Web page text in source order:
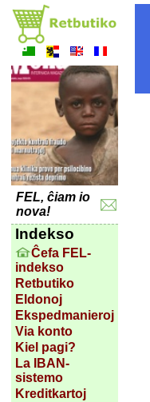
FEL, ĉiam io
nova!
Indekso
Ĉefa FEL-
indekso
Retbutiko
Eldonoj
Ekspedmanieroj
Via konto
Kiel pagi?
La IBAN-
sistemo
Kreditkartoj